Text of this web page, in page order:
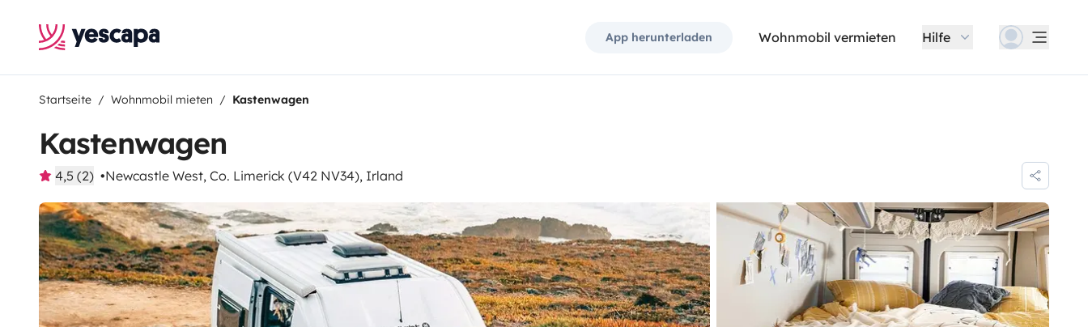
App herunterladen Wohnmobil vermieten Hilfe
Startseite Wohnmobil mieten Kastenwagen
Kastenwagen
4,5 (2) Newcastle West, Co. Limerick (V42 NV34), Irland